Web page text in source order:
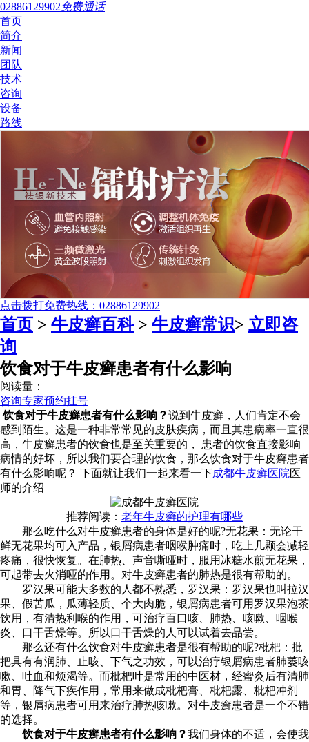
02886129902免费通话
首页
简介
新闻
团队
技术
咨询
设备
路线
点击拨打免费热线：02886129902
首页 > 牛皮癣百科> 牛皮癣常识> 立即咨
询
饮食对于牛皮癣患者有什么影响
阅读量：
咨询专家预约挂号
饮食对于牛皮癣患者有什么影响？说到牛皮癣，人们肯定不会
感到陌生。这是一种非常常见的皮肤疾病，而且其患病率一直很
高，牛皮癣患者的饮食也是至关重要的， 患者的饮食直接影响
病情的好坏，所以我们要合理的饮食，那么饮食对于牛皮癣患者
有什么影响呢？ 下面就让我们一起来看一下成都牛皮癣医院医
师的介绍
推荐阅读： 老年牛皮癣的护理有哪些
那么吃什么对牛皮癣患者的身体是好的呢?无花果：无论干
鲜无花果均可入产品，银屑病患者咽喉肿痛时，吃上几颗会减轻
疼痛，很快恢复。在肺热、声音嘶哑时，服用冰糖水煎无花果，
可起带去火消哑的作用。对牛皮癣患者的肺热是很有帮助的。
罗汉果可能大多数的人都不熟悉，罗汉果：罗汉果也叫拉汉
果、假苦瓜，瓜薄轻质、个大肉脆，银屑病患者可用罗汉果泡茶
饮用，有清热利喉的作用，可治疗百口咳、肺热、咳嗽、咽喉
炎、口干舌燥等。所以口干舌燥的人可以试着去品尝。
那么还有什么饮食对牛皮癣患者是很有帮助的呢?枇杷：批
把具有有润肺、止咳、下气之功效，可以治疗银屑病患者肺萎咳
嗽、吐血和烦渴等。而枇杷叶是常用的中医材，经蜜灸后有清肺
和胃、降气下疾作用，常用来做成枇杷膏、枇杷露、枇杷冲剂
等，银屑病患者可用来治疗肺热咳嗽。对牛皮癣患者是一个不错
的选择。
饮食对于牛皮癣患者有什么影响？我们身体的不适，会使我